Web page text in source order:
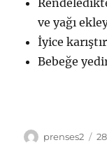
ve yağı
İyice
Bebeğe
Yazar
prenses2